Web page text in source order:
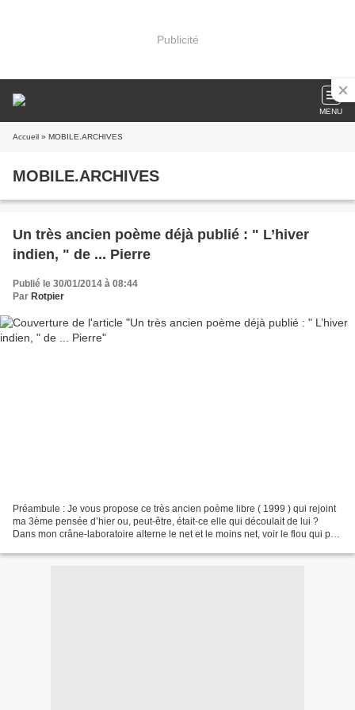
Publicité
MENU
Accueil » MOBILE.ARCHIVES
MOBILE.ARCHIVES
Un très ancien poème déjà publié : " L’hiver
indien, " de ... Pierre
Publié le 30/01/2014 à 08:44
Par Rotpier
Préambule : Je vous propose ce très ancien poème libre ( 1999 ) qui rejoint
ma 3ème pensée d’hier ou, peut-être, était-ce elle qui découlait de lui ?
Dans mon crâne-laboratoire alterne le net et le moins net, voir le flou qui par